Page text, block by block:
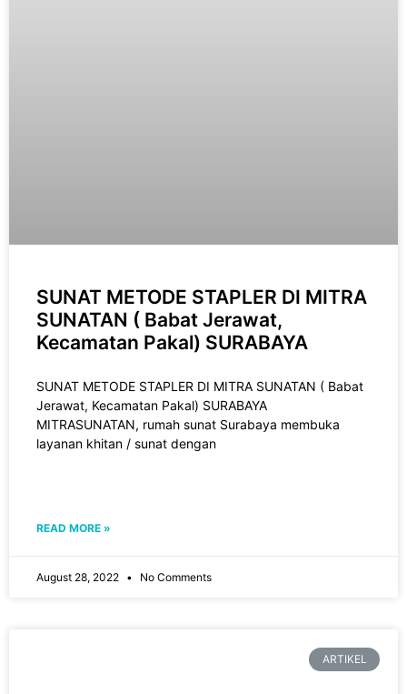
SUNAT METODE STAPLER DI MITRA
SUNATAN ( Babat Jerawat,
Kecamatan Pakal) SURABAYA
SUNAT METODE STAPLER DI MITRA SUNATAN ( Babat
Jerawat, Kecamatan Pakal) SURABAYA
MITRASUNATAN, rumah sunat Surabaya membuka
layanan khitan / sunat dengan
READ MORE »
August 28, 2022 No Comments
ARTIKEL